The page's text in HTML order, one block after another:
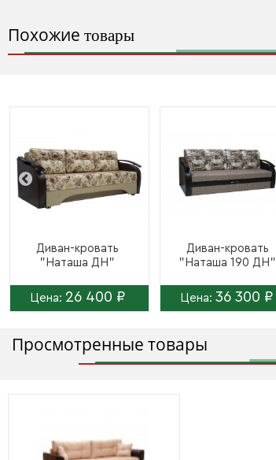
Похожие товары
Диван-кровать
"Наташа ДН"
Цена: 26 400 ₽
Диван-кровать
"Наташа 190 ДН"
Цена: 36 300 ₽
Просмотренные товары